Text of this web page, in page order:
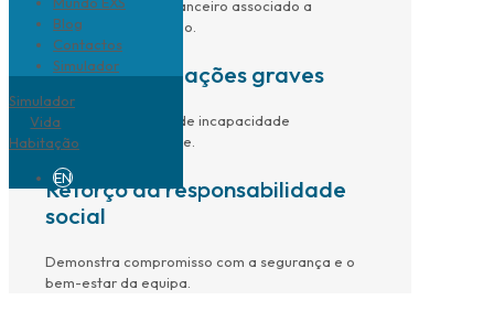
Blog
Contactos
Simulador
Simulador
Vida
Habitação
EN
Transfere o risco financeiro associado a
acidentes de trabalho.
Apoio em situações graves
Proteção em casos de incapacidade
permanente ou morte.
Reforço da responsabilidade
social
Demonstra compromisso com a segurança e o
bem-estar da equipa.